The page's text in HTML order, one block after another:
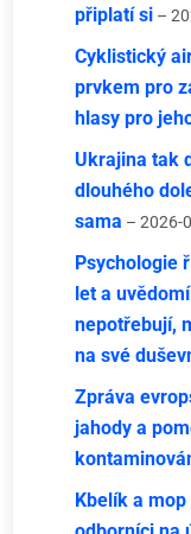
připlatí si –
Cyklistický
prvkem pro
hlasy pro
Ukrajina tak
dlouhého
sama – 2026-
Psychologie
let a
nepotřebují,
na své
Zpráva
jahody a
Kbelík a